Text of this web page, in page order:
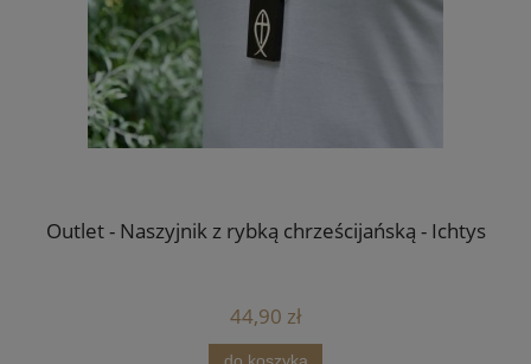
Outlet - Naszyjnik z rybką chrześcijańską - Ichtys
44,90 zł